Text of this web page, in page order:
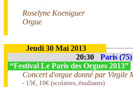
Roselyne Koeniguer
Orgue
Jeudi 30 Mai 2013
20:30
Paris
“Festival Le Paris des Orgues 2013”
Concert d'orgue donné par Virgile
- 15€, 10€ (scolaires, étudiants)